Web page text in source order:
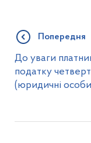
Попередня
До уваги
податку
(юридичні